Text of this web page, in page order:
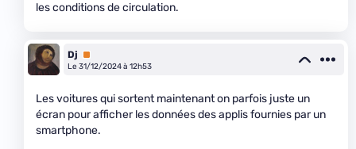
les conditions de circulation.
Dj
Premium
Le 31/12/2024 à 12h53
Les voitures qui sortent maintenant on parfois juste un
écran pour afficher les données des applis fournies par un
smartphone.